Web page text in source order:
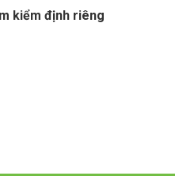
kiểm định riêng